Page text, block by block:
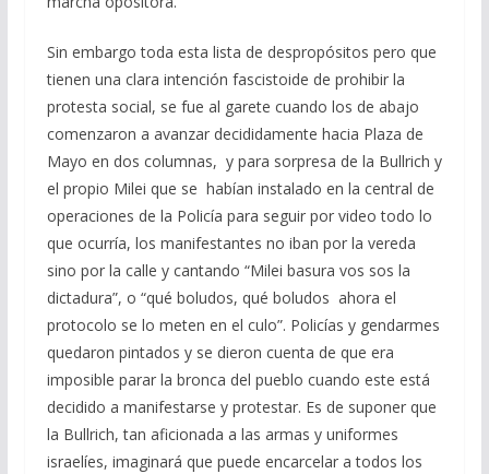
Sin embargo toda esta lista de despropósitos pero que
tienen una clara intención fascistoide de prohibir la
protesta social, se fue al garete cuando los de abajo
comenzaron a avanzar decididamente hacia Plaza de
Mayo en dos columnas, y para sorpresa de la Bullrich y
el propio Milei que se habían instalado en la central de
operaciones de la Policía para seguir por video todo lo
que ocurría, los manifestantes no iban por la vereda
sino por la calle y cantando “Milei basura vos sos la
dictadura”, o “qué boludos, qué boludos ahora el
protocolo se lo meten en el culo”. Policías y gendarmes
quedaron pintados y se dieron cuenta de que era
imposible parar la bronca del pueblo cuando este está
decidido a manifestarse y protestar. Es de suponer que
la Bullrich, tan aficionada a las armas y uniformes
israelíes, imaginará que puede encarcelar a todos los